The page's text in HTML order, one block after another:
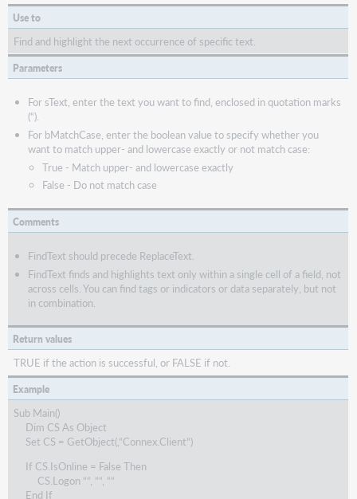
Use to
Find and highlight the next occurrence of specific text.
Parameters
For sText, enter the text you want to find, enclosed in quotation marks
(“).
For bMatchCase, enter the boolean value to specify whether you
want to match upper- and lowercase exactly or not match case:
True - Match upper- and lowercase exactly
False - Do not match case
Comments
FindText should precede ReplaceText.
FindText finds and highlights text only within a single cell of a field, not
across cells. You can find tags or indicators or data separately, but not
in combination.
Return values
TRUE if the action is successful, or FALSE if not.
Example
Sub Main()
Dim CS As Object
Set CS = GetObject(,“Connex.Client”)
If CS.IsOnline = False Then
CS.Logon ““, ““, ““
End If